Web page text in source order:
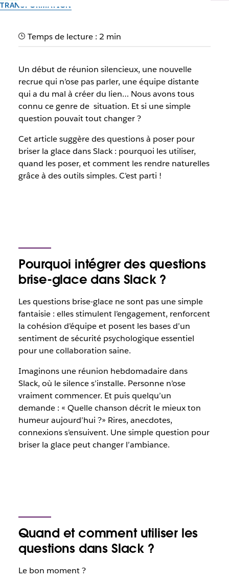
TRANSFORMATION
Questions pour briser la
exemples efficaces
Par l’équipe Slack
26 septembre 2025
Temps de lecture : 2 min
Un début de réunion silencieux, une nouvelle
recrue qui n’ose pas parler, une équipe distante
qui a du mal à créer du lien… Nous avons tous
connu ce genre de situation. Et si une simple
question pouvait tout changer ?
Cet article suggère des questions à poser pour
briser la glace dans Slack : pourquoi les utiliser,
quand les poser, et comment les rendre naturelles
grâce à des outils simples. C’est parti !
Pourquoi intégrer des questions
brise-glace dans Slack ?
Les questions brise-glace ne sont pas une simple
fantaisie : elles stimulent l’engagement, renforcent
la cohésion d’équipe et posent les bases d’un
sentiment de sécurité psychologique essentiel
pour une collaboration saine.
Imaginons une réunion hebdomadaire dans
Slack, où le silence s’installe. Personne n’ose
vraiment commencer. Et puis quelqu’un
demande : « Quelle chanson décrit le mieux ton
humeur aujourd’hui ?» Rires, anecdotes,
connexions s’ensuivent. Une simple question pour
briser la glace peut changer l’ambiance.
Quand et comment utiliser les
questions dans Slack ?
Le bon moment ?